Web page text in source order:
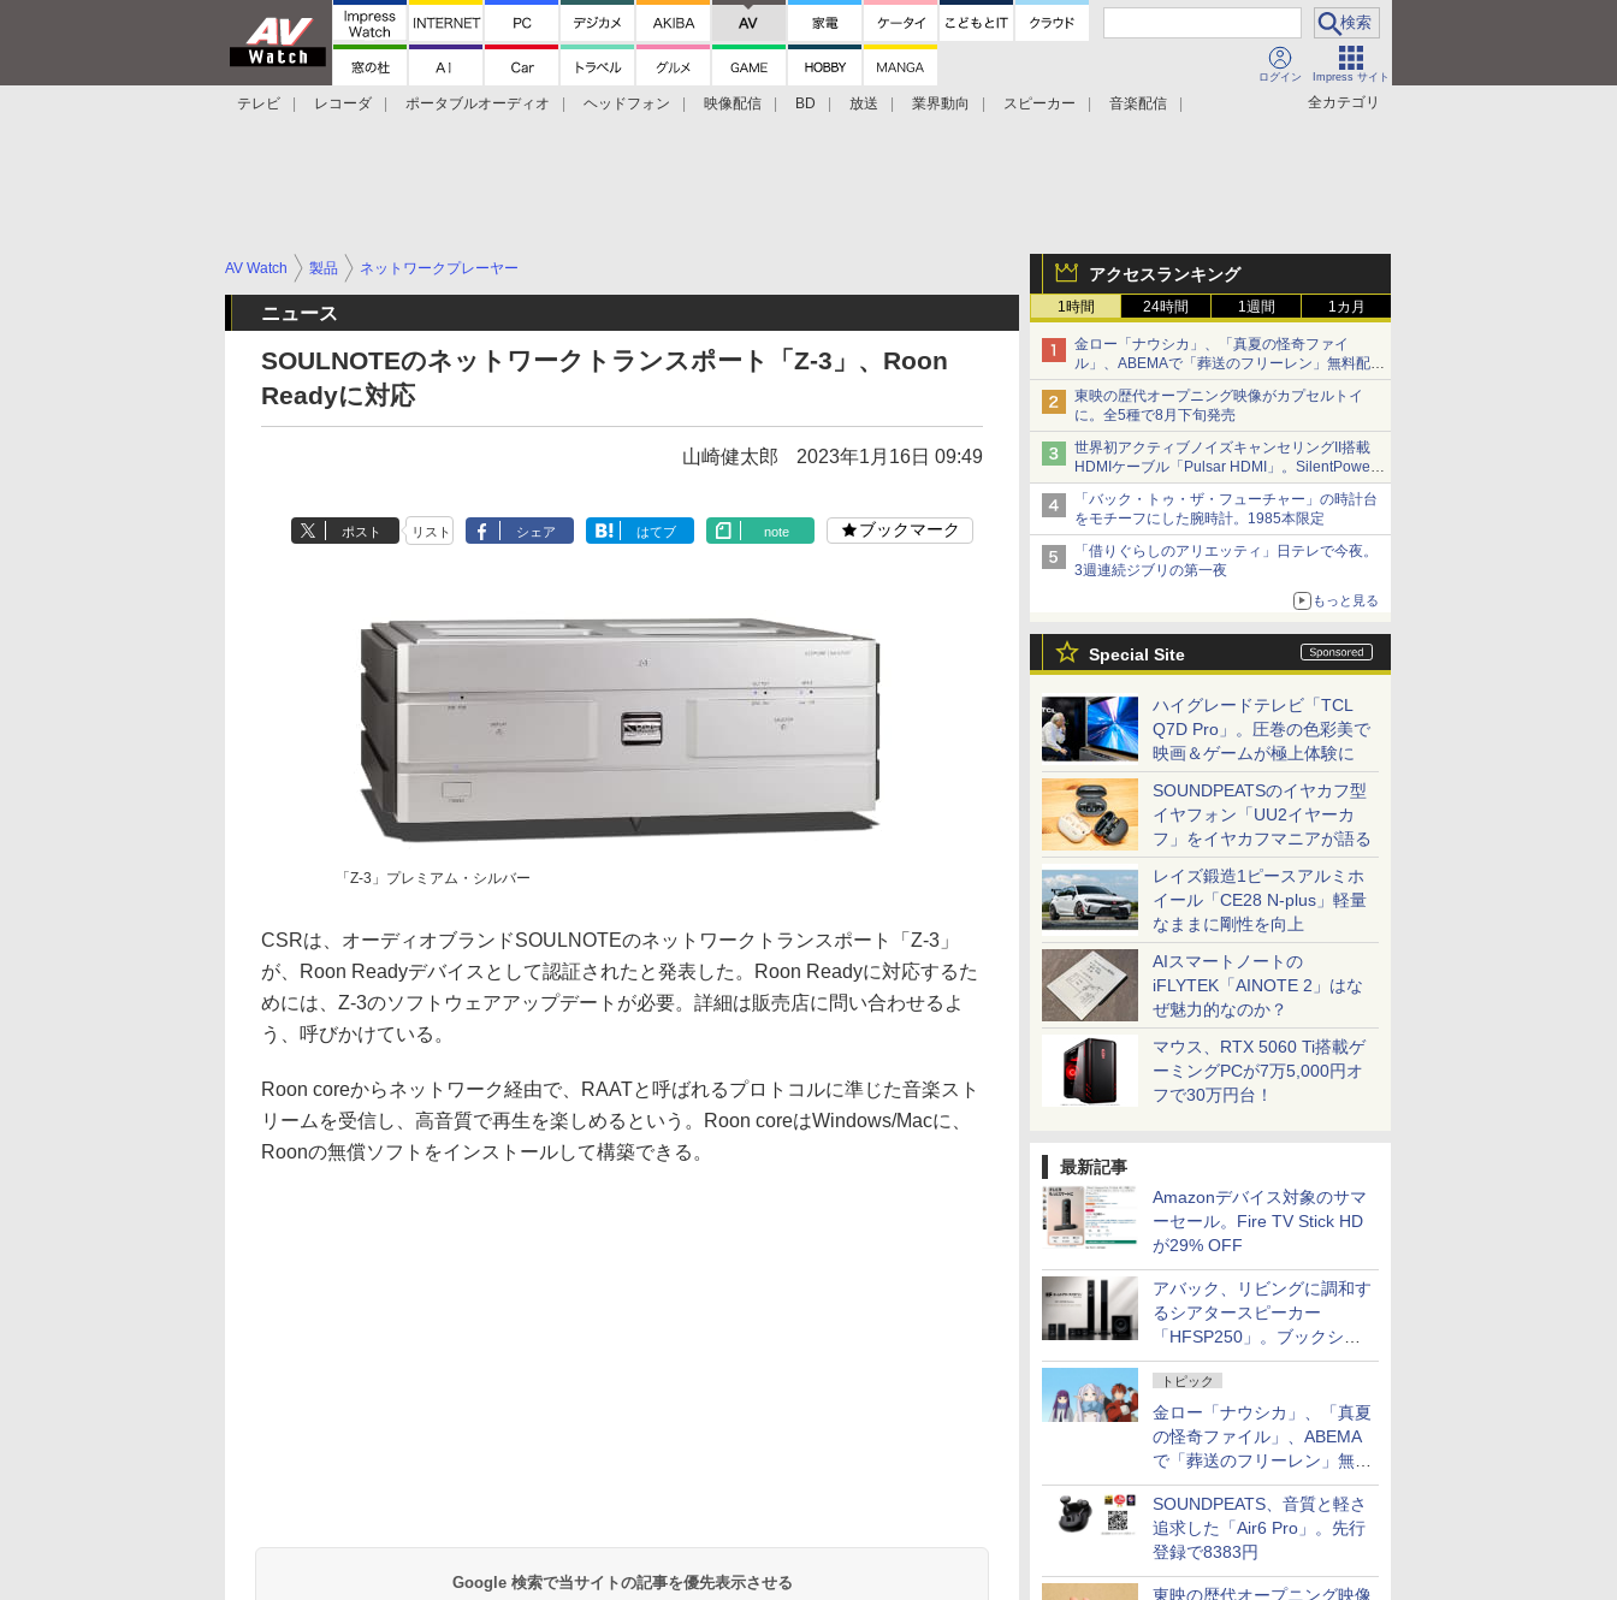
ログイン Impress サイト
全カテゴリ
テレビ レコーダ ポータブルオーディオ ヘッドフォン 映像配信 BD 放送 業界動向 スピーカー
音楽配信
アクセスランキング
1時間 24時間 1週間 1カ月
金ロー「ナウシカ」、「真夏の怪奇ファイ
ル」、ABEMAで「葬送のフリーレン」無料配信
など。夏の特番・配信情報
東映の歴代オープニング映像がカプセルトイ
に。全5種で8月下旬発売
世界初アクティブノイズキャンセリングII搭載
HDMIケーブル「Pulsar HDMI」。SilentPower
から
「バック・トゥ・ザ・フューチャー」の時計台
をモチーフにした腕時計。1985本限定
「借りぐらしのアリエッティ」日テレで今夜。
3週連続ジブリの第一夜
もっと見る
Special Site
ハイグレードテレビ「TCL
Q7D Pro」。圧巻の色彩美で
映画＆ゲームが極上体験に
SOUNDPEATSのイヤカフ型
イヤフォン「UU2イヤーカ
フ」をイヤカフマニアが語る
レイズ鍛造1ピースアルミホ
イール「CE28 N-plus」軽量
なままに剛性を向上
AIスマートノートの
iFLYTEK「AINOTE 2」はな
ぜ魅力的なのか？
マウス、RTX 5060 Ti搭載ゲ
ーミングPCが7万5,000円オ
フで30万円台！
最新記事
Amazonデバイス対象のサマ
ーセール。Fire TV Stick HD
が29% OFF
アバック、リビングに調和す
るシアタースピーカー
「HFSP250」。ブックシェ
ルフはペア3万円以下
トピック
金ロー「ナウシカ」、「真夏
の怪奇ファイル」、ABEMA
で「葬送のフリーレン」無料
配信など。夏の特番・配信情
報
SOUNDPEATS、音質と軽さ
追求した「Air6 Pro」。先行
登録で8383円
東映の歴代オープニング映像
AV Watch 製品 ネットワークプレーヤー
ニュース
SOULNOTEのネットワークトランスポート「Z-3」、Roon
Readyに対応
山崎健太郎 2023年1月16日 09:49
ポスト リスト シェア はてブ note ブックマーク
「Z-3」プレミアム・シルバー
CSRは、オーディオブランドSOULNOTEのネットワークトランスポート「Z-3」
が、Roon Readyデバイスとして認証されたと発表した。Roon Readyに対応するた
めには、Z-3のソフトウェアアップデートが必要。詳細は販売店に問い合わせるよ
う、呼びかけている。
Roon coreからネットワーク経由で、RAATと呼ばれるプロトコルに準じた音楽スト
リームを受信し、高音質で再生を楽しめるという。Roon coreはWindows/Macに、
Roonの無償ソフトをインストールして構築できる。
Google 検索で当サイトの記事を優先表示させる